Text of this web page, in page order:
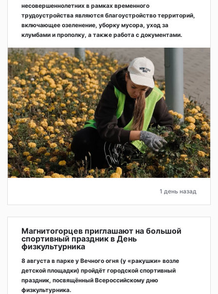
несовершеннолетних в рамках временного
трудоустройства являются благоустройство территорий,
включающее озеленение, уборку мусора, уход за
клумбами и прополку, а также работа с документами.
1 день назад
Магнитогорцев приглашают на большой
спортивный праздник в День
физкультурника
8 августа в парке у Вечного огня (у «ракушки» возле
детской площадки) пройдёт городской спортивный
праздник, посвящённый Всероссийскому дню
физкультурника.